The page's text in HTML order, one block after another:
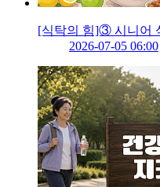
[식탁의 힘]③ 시니어
2026-07-05 06:00